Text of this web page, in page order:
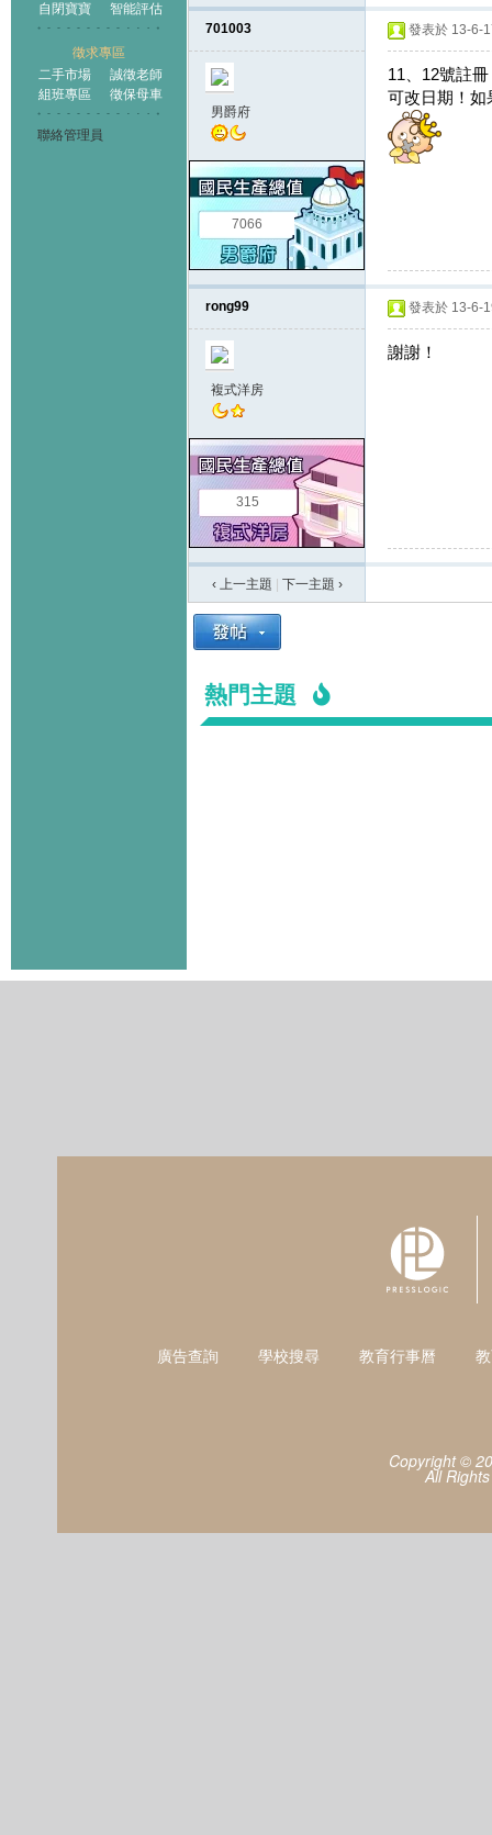
自閉寶寶
智能評估
徵求專區
二手市場
誠徵老師
組班專區
徵保母車
聯絡管理員
701003
男爵府
7066
發表於 13-6-
11、12號註
可改日期！如
rong99
複式洋房
315
發表於 13-6-
謝謝！
‹ 上一主題 下一主題 ›
熱門主題
廣告查詢 學校搜尋 教育行事曆
Copyright ©
All